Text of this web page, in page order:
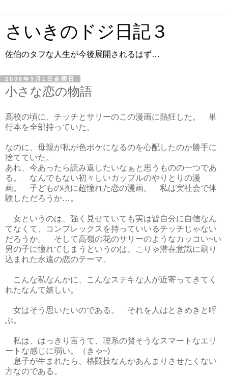
さいきのドジ日記３
佐伯のタフな人生が今後展開されるはず…
2006年9月1日金曜日
小さな恋の物語
高校の頃に、チッチとサリーのこの漫画に熱狂した。 単
行本を全部持っていた。
なのに、母親が私が色ボケになるのを心配したのか勝手に
捨てていた。
あれ、今あったら読み返したいなぁと思うものの一つであ
る。 なんでもない初々しいカップルのやりとりの漫
画。 子どもの頃に超憧れた恋の漫画。 私は実社会で体
験しただろうか…。
女というのは、強く見せていても実は皆自分に自信なん
てなくて、コンプレックスを持っていいるチッチじゃない
だろうか。 そして高嶺の花のサリーのようなカッコい~い
男の子に憧れてしまうというのは、こりゃ潜在意識に刷り
込まれた永遠の恋のテーマ。
こんな私なんかに、こんなステキな人が近寄ってきてく
れたなんて嬉しい。
女はそう思いたいのである。 それを人はときめきと呼
ぶ。
私は、はっきり言うて、理系の賢そうなスマートなエリ
ートな感じに弱い。（きゃ~)
息子が生まれたら、格闘技なんかあんまりさせたくない
方なのである。